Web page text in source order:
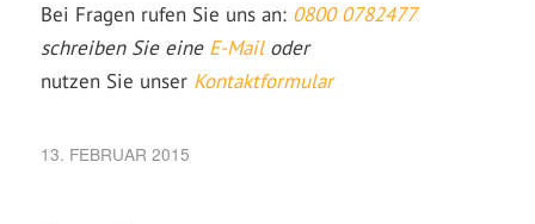
Bei Fragen rufen Sie uns an: 0800 0782477
schreiben Sie eine E-Mailoder
nutzen Sie unser Kontaktformular
13. FEBRUAR 2015